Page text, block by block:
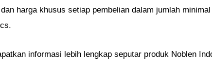
harga khusus setiap pembelian dalam jumlah
informasi lebih lengkap seputar produk Noblen